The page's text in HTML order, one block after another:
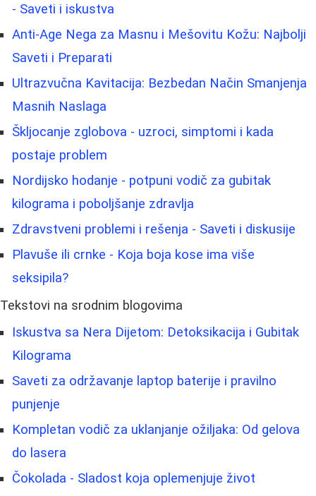
- Saveti i iskustva
Anti-Age Nega za Masnu i Mešovitu Kožu: Najbolji
Saveti i Preparati
Ultrazvučna Kavitacija: Bezbedan Način Smanjenja
Masnih Naslaga
Škljocanje zglobova - uzroci, simptomi i kada
postaje problem
Nordijsko hodanje - potpuni vodič za gubitak
kilograma i poboljšanje zdravlja
Zdravstveni problemi i rešenja - Saveti i diskusije
Plavuše ili crnke - Koja boja kose ima više
seksipila?
Tekstovi na srodnim blogovima
Iskustva sa Nera Dijetom: Detoksikacija i Gubitak
Kilograma
Saveti za održavanje laptop baterije i pravilno
punjenje
Kompletan vodič za uklanjanje ožiljaka: Od gelova
do lasera
Čokolada - Sladost koja oplemenjuje život